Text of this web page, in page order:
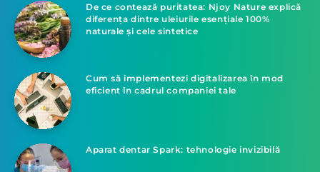
De ce contează puritatea: Njoy Nature explică
diferența dintre uleiurile esențiale 100%
naturale și cele sintetice
Cum să implementezi digitalizarea în mod
eficient în cadrul companiei tale
Aparat dentar Spark: tehnologie invizibilă